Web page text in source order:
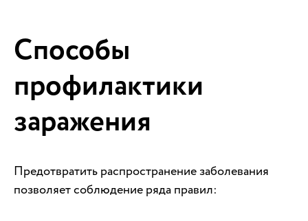
Способы
профилактики
заражения
Предотвратить распространение заболевания
позволяет соблюдение ряда правил: